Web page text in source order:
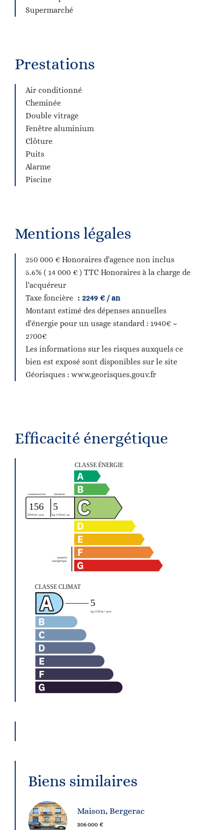
Supermarché
Prestations
Air conditionné
Cheminée
Double vitrage
Fenêtre aluminium
Clôture
Puits
Alarme
Piscine
Mentions légales
250 000 € Honoraires d'agence non inclus
5.6% ( 14 000 € ) TTC Honoraires à la charge de
l'acquéreur
Taxe foncière
2249 € / an
Montant estimé des dépenses annuelles
d'énergie pour un usage standard : 1940€ ~
2700€
Les informations sur les risques auxquels ce
bien est exposé sont disponibles sur le site
Géorisques : www.georisques.gouv.fr
Efficacité énergétique
Biens similaires
Maison, Bergerac
306 000 €